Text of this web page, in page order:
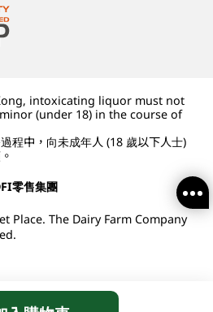
intoxicating liquor must not
(under 18) in the course of
程中，向未成年人 (18 歲以下人士)
零售集團
Place. The Dairy Farm Company